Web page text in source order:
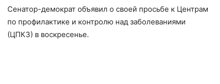
Сенатор-демократ объявил о своей просьбе к Центрам
по профилактике и контролю над заболеваниями
(ЦПКЗ) в воскресенье.